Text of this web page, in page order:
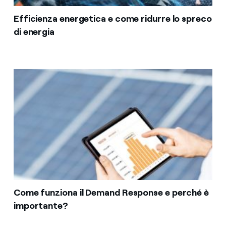
Efficienza energetica e come ridurre lo spreco
di energia
Come funziona il Demand Response e perché è
importante?